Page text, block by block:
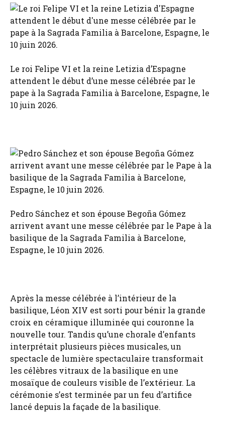
Le roi Felipe VI et la reine Letizia d’Espagne
attendent le début d’une messe célébrée par le
pape à la Sagrada Familia à Barcelone, Espagne, le
10 juin 2026.
Pedro Sánchez et son épouse Begoña Gómez
arrivent avant une messe célébrée par le Pape à la
basilique de la Sagrada Familia à Barcelone,
Espagne, le 10 juin 2026.
Après la messe célébrée à l’intérieur de la
basilique, Léon XIV est sorti pour bénir la grande
croix en céramique illuminée qui couronne la
nouvelle tour. Tandis qu’une chorale d’enfants
interprétait plusieurs pièces musicales, un
spectacle de lumière spectaculaire transformait
les célèbres vitraux de la basilique en une
mosaïque de couleurs visible de l’extérieur. La
cérémonie s’est terminée par un feu d’artifice
lancé depuis la façade de la basilique.